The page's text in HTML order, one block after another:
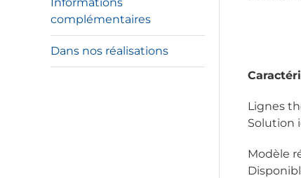
complémentaires
Dans nos réalisations
Lignes
Solution
Modèle